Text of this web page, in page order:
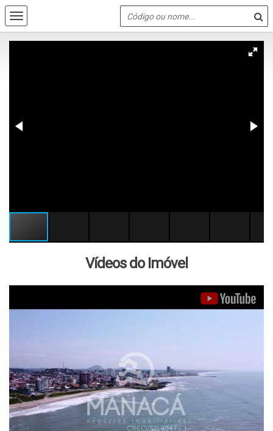
Vídeos do Imóvel